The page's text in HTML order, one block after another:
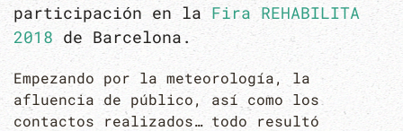
participación en la Fira REHABILITA
2018 de Barcelona.
Empezando por la meteorología, la
afluencia de público, así como los
contactos realizados… todo resultó